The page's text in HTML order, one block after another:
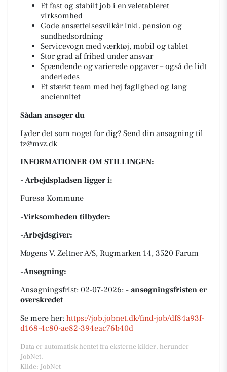
Et fast og stabilt job i en veletableret
virksomhed
Gode ansættelsesvilkår inkl. pension og
sundhedsordning
Servicevogn med værktøj, mobil og tablet
Stor grad af frihed under ansvar
Spændende og varierede opgaver – også de lidt
anderledes
Et stærkt team med høj faglighed og lang
anciennitet
Sådan ansøger du
Lyder det som noget for dig? Send din ansøgning til
tz@mvz.dk
INFORMATIONER OM STILLINGEN:
- Arbejdspladsen ligger i:
Furesø Kommune
-Virksomheden tilbyder:
-Arbejdsgiver:
Mogens V. Zeltner A/S, Rugmarken 14, 3520 Farum
-Ansøgning:
Ansøgningsfrist: 02-07-2026; - ansøgningsfristen er
overskredet
Se mere her: https://job.jobnet.dk/find-job/df84a93f-
d168-4c80-ae82-394eac76b40d
Data er automatisk hentet fra eksterne kilder, herunder
JobNet.
Kilde: JobNet